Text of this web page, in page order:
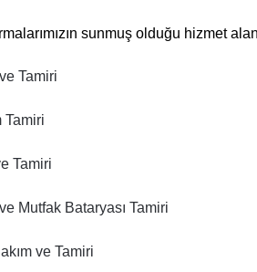
sunmuş olduğu hizmet
Tamiri
Tamiri
Tamiri
Mutfak Bataryası Tamiri
ve Tamiri